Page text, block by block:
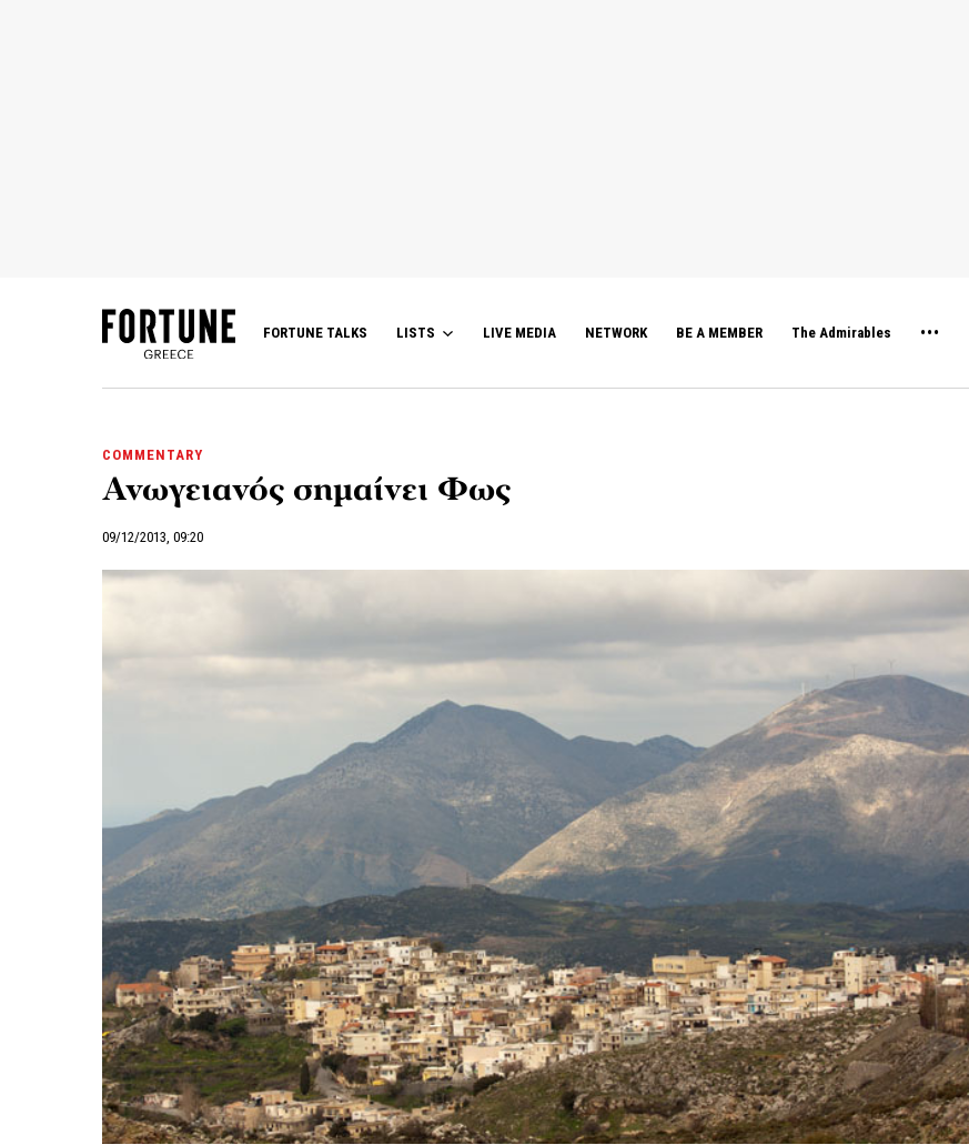
FORTUNE TALKS LISTS LIVE MEDIA NETWORK BE A MEMBER The Admirables
COMMENTARY
Ανωγειανός σημαίνει Φως
09/12/2013, 09:20